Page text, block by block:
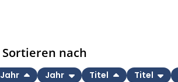
Sortieren nach
Jahr Jahr Titel Titel